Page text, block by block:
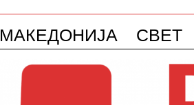
МАКЕДОНИЈА СВЕТ